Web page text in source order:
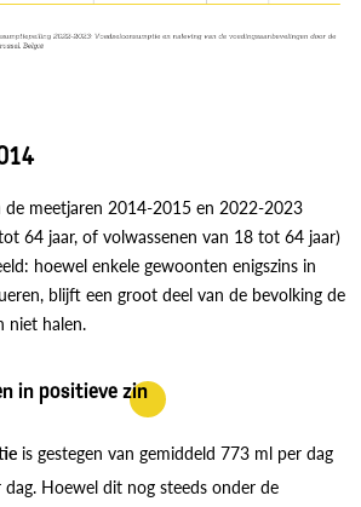
de meetjaren 2014-2015 en 2022-2023
64 jaar, of volwassenen van 18 tot 64 jaar)
hoewel enkele gewoonten enigszins in
blijft een groot deel van de bevolking de
niet halen.
in positieve zin
is gestegen van gemiddeld 773 ml per dag
Hoewel dit nog steeds onder de